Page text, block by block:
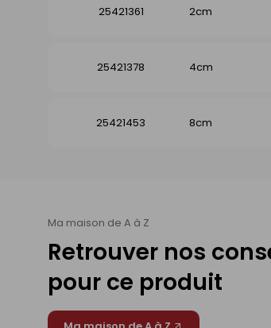
25421361
2cm
25421378
4cm
25421453
8cm
Ma maison de A à Z
Retrouver nos
pour ce produit